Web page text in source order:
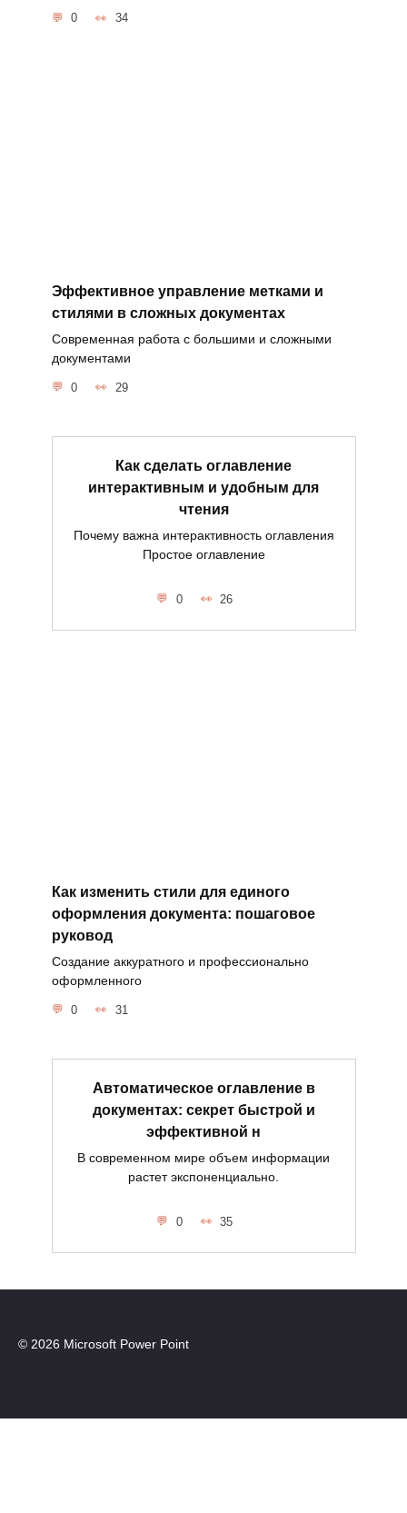
0 34
Эффективное управление метками и
стилями в сложных документах
Современная работа с большими и сложными
документами
0 29
Как сделать оглавление
интерактивным и удобным для
чтения
Почему важна интерактивность оглавления
Простое оглавление
0 26
Как изменить стили для единого
оформления документа: пошаговое
руковод
Создание аккуратного и профессионально
оформленного
0 31
Автоматическое оглавление в
документах: секрет быстрой и
эффективной н
В современном мире объем информации
растет экспоненциально.
0 35
© 2026 Microsoft Power Point